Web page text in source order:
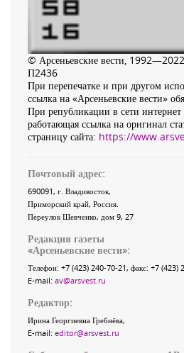
© Арсеньевские вести,
П2436
При перепечатке и при другом
ссылка на «Арсеньевские вести»
При републикации в сети интернет
работающая ссылка на оригинал
страницу сайта: https://
Почтовый адрес:
690091, г. Владивосток,
Приморский край, Россия
Переулок Шевченко, дом 9, 27
Редакция газеты
«Арсеньевские вести»:
Телефон: +7 (423) 240-70-21, факс: +7 (423)
E-mail: av@arsvest.ru
Редактор:
Ирина Георгиевна Гребнёва,
E-mail: editor@arsvest.ru